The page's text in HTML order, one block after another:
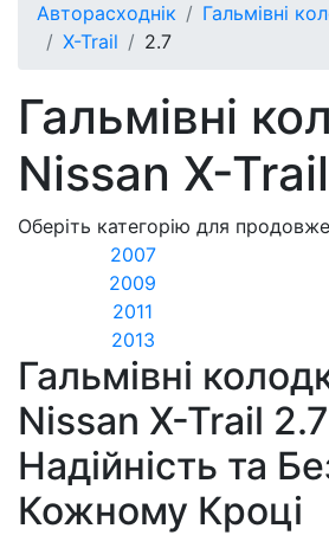
Авторасходнік
Гальмівні
X-Trail
2.7
Гальмівні
Nissan X-
Оберіть категорію для
2007
2009
2011
2013
Гальмівні
Nissan X-Trail
Надійність та
Кожному Кроці